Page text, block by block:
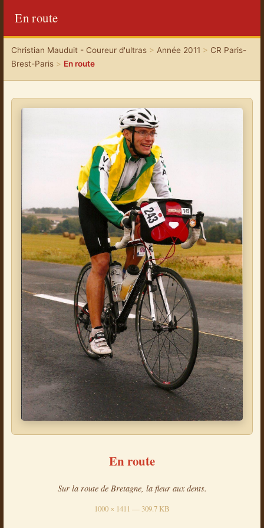
En route
Christian Mauduit - Coureur d'ultras> Année 2011 > CR Paris-
Brest-Paris> En route
En route
Sur la route de Bretagne, la fleur aux dents.
1000 × 1411 — 309.7 KB